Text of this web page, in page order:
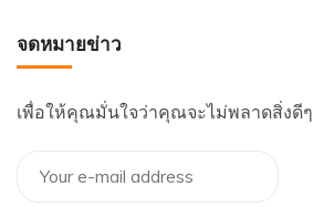
จดหมายข่าว
เพื่อให้คุณมั่นใจว่าคุณจะไม่พลาดสิ่งดีๆ